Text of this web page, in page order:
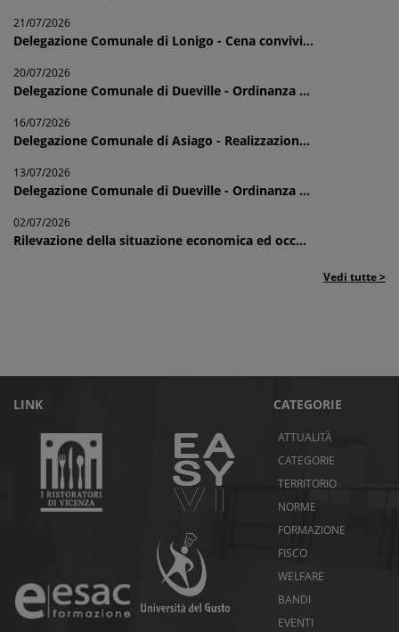
21/07/2026
Delegazione Comunale di Lonigo - Cena convivi...
20/07/2026
Delegazione Comunale di Dueville - Ordinanza ...
16/07/2026
Delegazione Comunale di Asiago - Realizzazion...
13/07/2026
Delegazione Comunale di Dueville - Ordinanza ...
02/07/2026
Rilevazione della situazione economica ed occ...
Vedi tutte >
LINK CATEGORIE
ATTUALITÀ
CATEGORIE
TERRITORIO
NORME
FORMAZIONE
FISCO
WELFARE
BANDI
EVENTI